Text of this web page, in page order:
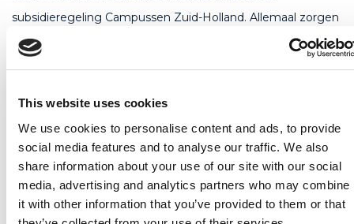
This website uses cookies
We use cookies to personalise content and ads, to provide
social media features and to analyse our traffic. We also
share information about your use of our site with our social
media, advertising and analytics partners who may combine
it with other information that you’ve provided to them or that
subsidieregeling Campussen Zuid-Holland. Allemaal zorgen
zij voor meer samenwerking tussen innovatieve
Innovatietour Leiden Bio Science Park
Op het Leiden Bio Science Park zijn innovatieve Life
Sciences bedrijven en instellingen gevestigd, die sterk zijn in
biotechnologie voor de ontwikkeling van nieuwe